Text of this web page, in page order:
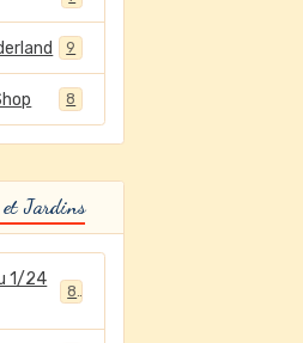
9
8
et Jardins
1/24